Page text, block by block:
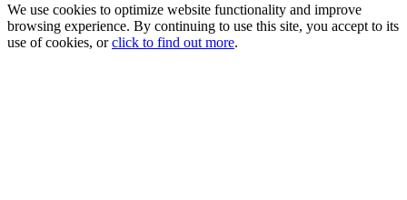
We use cookies to optimize website functionality and improve
browsing experience. By continuing to use this site, you accept to its
use of cookies, orclick to find out more.